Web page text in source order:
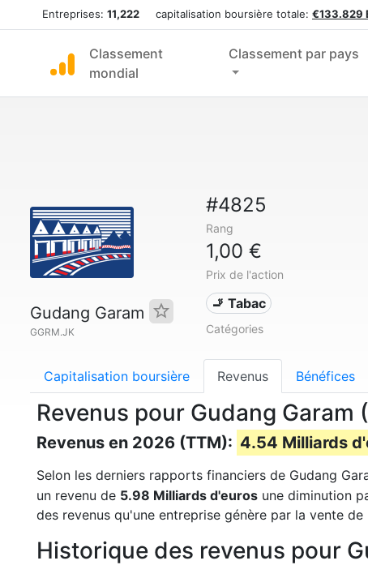
Entreprises: 11,222 capitalisation boursière totale: €133.829
Classement
mondial
Classement par pays
Gudang Garam
GGRM.JK
#4825
Rang
1,00 €
Prix de l'action
🚬 Tabac
Catégories
Capitalisation boursière Revenus Bénéfices
Revenus pour Gudang Garam
Revenus en 2026 (TTM): 4.54 Milliards
Selon les derniers rapports financiers de Gudang
un revenu de 5.98 Milliards d'euros une diminution
des revenus qu'une entreprise génère par la vente
Historique des revenus pour